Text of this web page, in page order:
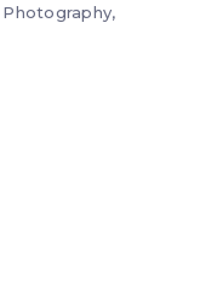
Photography,